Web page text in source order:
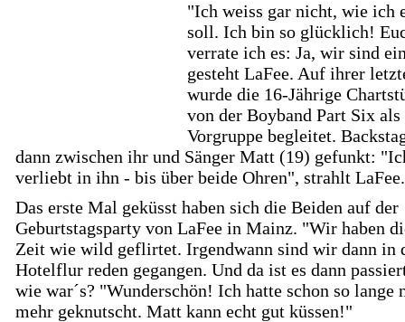
"Ich weiss gar nicht, wie ich
soll. Ich bin so glücklich!
verrate ich es: Ja, wir sind
gesteht LaFee. Auf ihrer
wurde die 16-Jährige
von der Boyband Part Six als
Vorgruppe begleitet.
dann zwischen ihr und Sänger Matt (19) gefunkt:
verliebt in ihn - bis über beide Ohren", strahlt LaFee.
Das erste Mal geküsst haben sich die Beiden auf der
Geburtstagsparty von LaFee in Mainz. "Wir haben
Zeit wie wild geflirtet. Irgendwann sind wir dann in
Hotelflur reden gegangen. Und da ist es dann
wie war´s? "Wunderschön! Ich hatte schon so lange
mehr geknutscht. Matt kann echt gut küssen!"